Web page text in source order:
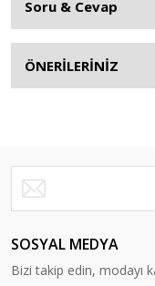
Soru & Cevap
ÖNERİLERİNİZ
SOSYAL MEDYA
Bizi takip edin, modayı